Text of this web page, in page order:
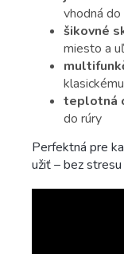
vhodná do
šikovné
miesto a
teplotná
do rúry
Perfektná pre
užiť – bez